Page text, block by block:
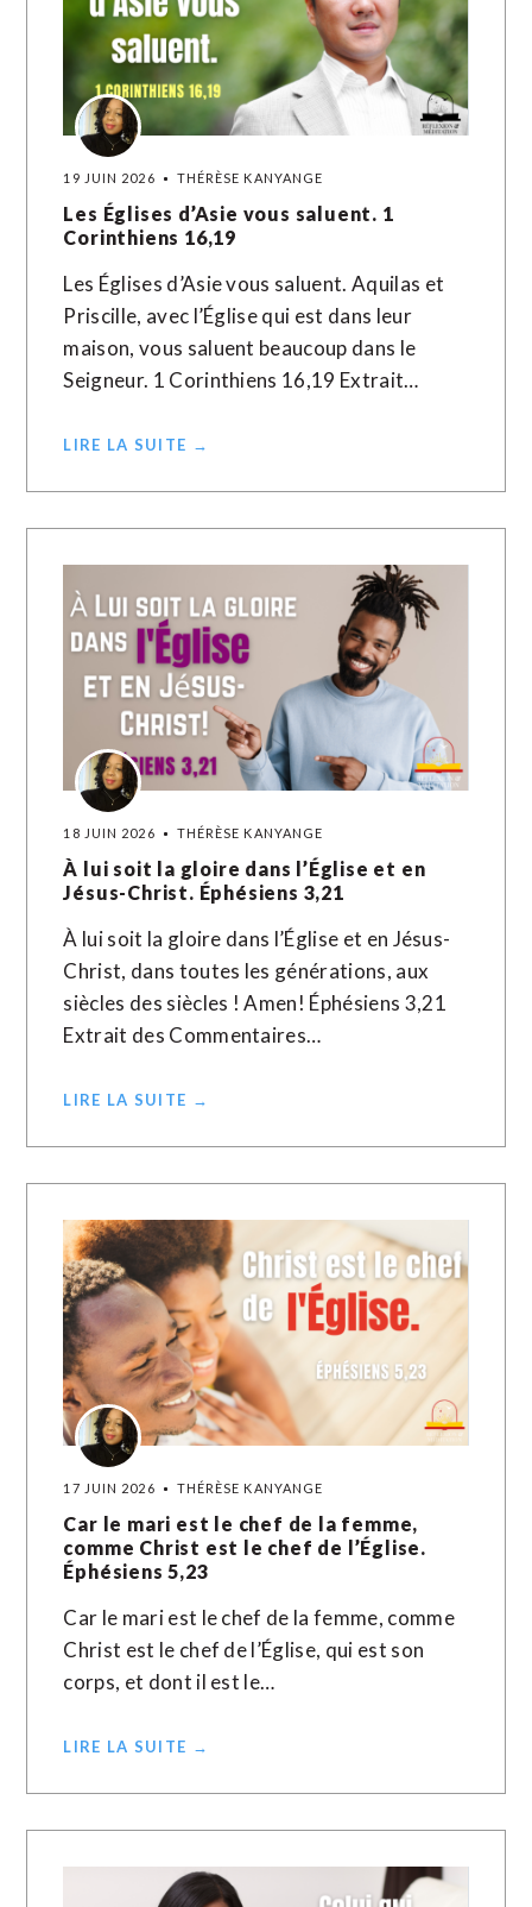
19 JUIN 2026 THÉRÈSE KANYANGE
Les Églises d’Asie vous saluent. 1
Corinthiens 16,19
Les Églises d’Asie vous saluent. Aquilas et
Priscille, avec l’Église qui est dans leur
maison, vous saluent beaucoup dans le
Seigneur. 1 Corinthiens 16,19 Extrait…
LIRE LA SUITE →
18 JUIN 2026 THÉRÈSE KANYANGE
À lui soit la gloire dans l’Église et en
Jésus-Christ. Éphésiens 3,21
À lui soit la gloire dans l’Église et en Jésus-
Christ, dans toutes les générations, aux
siècles des siècles ! Amen! Éphésiens 3,21
Extrait des Commentaires…
LIRE LA SUITE →
17 JUIN 2026 THÉRÈSE KANYANGE
Car le mari est le chef de la femme,
comme Christ est le chef de l’Église.
Éphésiens 5,23
Car le mari est le chef de la femme, comme
Christ est le chef de l’Église, qui est son
corps, et dont il est le…
LIRE LA SUITE →